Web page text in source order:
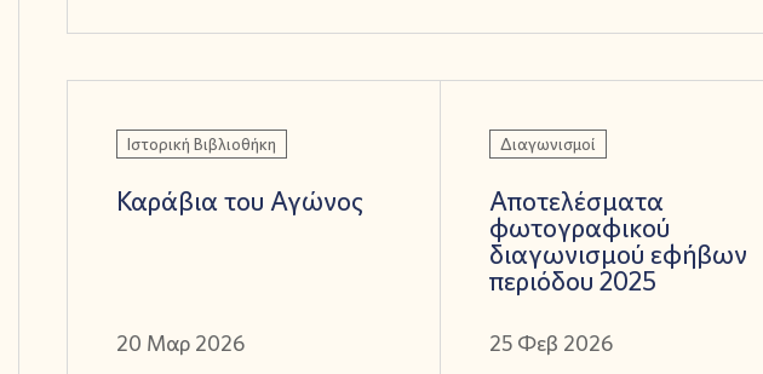
Ιστορική Βιβλιοθήκη
Καράβια του Αγώνος
20 Μαρ 2026
Διαγωνισμοί
Αποτελέσματα
φωτογραφικού
διαγωνισμού εφήβων
περιόδου 2025
25 Φεβ 2026